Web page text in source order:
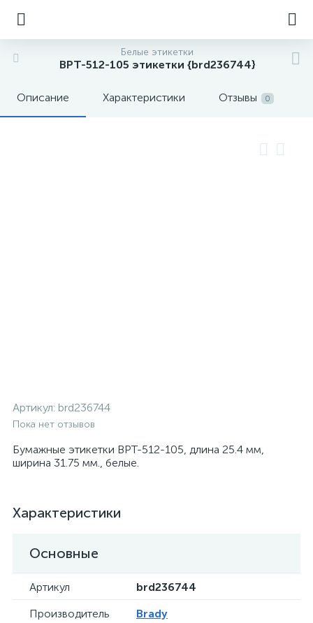
Белые этикетки
BPT-512-105 этикетки {brd236744}
Описание Характеристики Отзывы 0
Артикул: brd236744
Пока нет отзывов
Бумажные этикетки BPT-512-105, длина 25.4 мм,
ширина 31.75 мм., белые.
Характеристики
Основные
Артикул
brd236744
Производитель
Brady